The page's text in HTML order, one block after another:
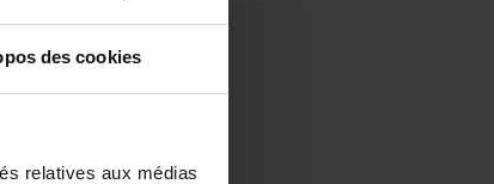
des cookies
relatives aux médias